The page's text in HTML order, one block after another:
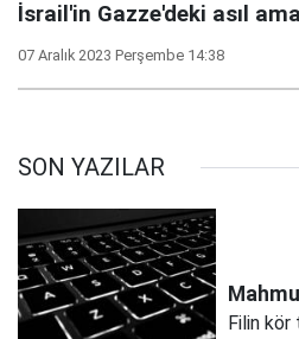
İsrail'in Gazze'deki asıl
07 Aralık 2023 Perşembe 14:38
SON YAZILAR
Filin kör